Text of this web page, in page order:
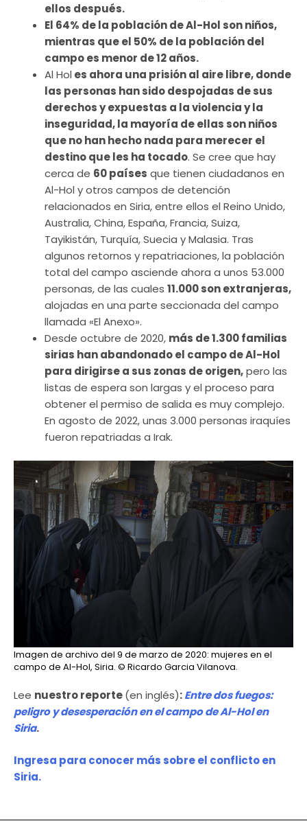
ellos después.
El 64% de la población de Al-Hol son niños,
mientras que el 50% de la población del
campo es menor de 12 años.
Al Hol es ahora una prisión al aire libre, donde
las personas han sido despojadas de sus
derechos y expuestas a la violencia y la
inseguridad, la mayoría de ellas son niños
que no han hecho nada para merecer el
destino que les ha tocado. Se cree que hay
cerca de 60 países que tienen ciudadanos en
Al-Hol y otros campos de detención
relacionados en Siria, entre ellos el Reino Unido,
Australia, China, España, Francia, Suiza,
Tayikistán, Turquía, Suecia y Malasia. Tras
algunos retornos y repatriaciones, la población
total del campo asciende ahora a unos 53.000
personas, de las cuales 11.000 son extranjeras,
alojadas en una parte seccionada del campo
llamada «El Anexo».
Desde octubre de 2020, más de 1.300 familias
sirias han abandonado el campo de Al-Hol
para dirigirse a sus zonas de origen,pero las
listas de espera son largas y el proceso para
obtener el permiso de salida es muy complejo.
En agosto de 2022, unas 3.000 personas iraquíes
fueron repatriadas a Irak.
Imagen de archivo del 9 de marzo de 2020: mujeres en el
campo de Al-Hol, Siria. © Ricardo Garcia Vilanova.
Lee nuestro reporte(en inglés):Entre dos fuegos:
peligro y desesperación en el campo de Al-Hol en
Siria.
Ingresa para conocer más sobre el conflicto en
Siria.